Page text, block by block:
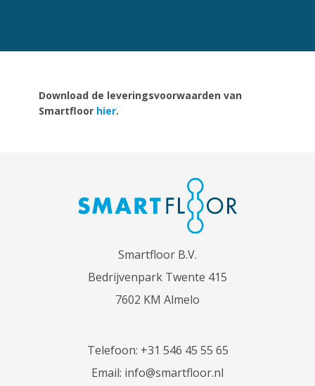
Download de leveringsvoorwaarden van
Smartfloor hier.
Smartfloor B.V.
Bedrijvenpark Twente 415
7602 KM Almelo
Telefoon: +31 546 45 55 65
Email: info@smartfloor.nl